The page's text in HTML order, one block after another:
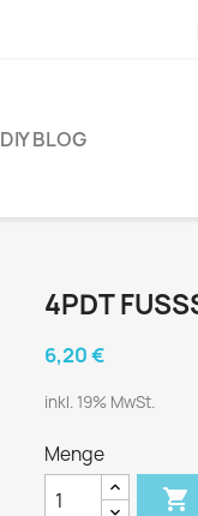
DIY BLOG
4PDT
6,20 €
inkl. 19% MwSt.
Menge
